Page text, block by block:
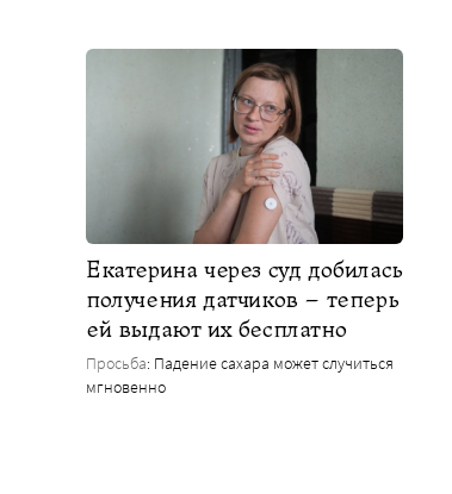
Екатерина через суд добилась
получения датчиков – теперь
ей выдают их бесплатно
Просьба: Падение сахара может случиться
мгновенно